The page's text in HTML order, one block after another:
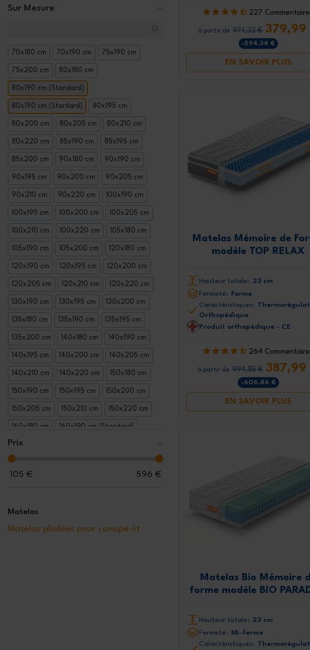
227
à partir de 974,33 € 379,99
-594,34 €
EN SAVOIR PLUS
Matelas Mémoire de
modèle TOP RELAX
Hauteur totale: 23 cm
Fermeté: Ferme
Caractéristiques:
Orthopédique
Produit orthopédique - CE
264
à partir de 994,85 € 387,99
-606,86 €
EN SAVOIR PLUS
Matelas Bio Mémoire
forme modèle BIO
Hauteur totale: 23 cm
Fermeté: Mi-ferme
Caractéristiques:
Sur Mesure
70x180 cm 70x190 cm 75x190 cm
75x200 cm 80x180 cm
80x190 cm (Standard)
80x190 cm (Stardard) 80x195 cm
80x200 cm 80x205 cm 80x210 cm
80x220 cm 85x190 cm 85x195 cm
85x200 cm 90x180 cm 90x190 cm
90x195 cm 90x200 cm 90x205 cm
90x210 cm 90x220 cm 100x190 cm
100x195 cm 100x200 cm 100x205 cm
100x210 cm 100x220 cm 105x180 cm
105x190 cm 105x200 cm 120x180 cm
120x190 cm 120x195 cm 120x200 cm
120x205 cm 120x210 cm 120x220 cm
130x190 cm 130x195 cm 130x200 cm
135x180 cm 135x190 cm 135x195 cm
135x200 cm 140x180 cm 140x190 cm
140x195 cm 140x200 cm 140x205 cm
140x210 cm 140x220 cm 150x180 cm
150x190 cm 150x195 cm 150x200 cm
150x205 cm 150x210 cm 150x220 cm
160x180 cm 160x190 cm (Standard)
160x195 cm
160x210 cm
170x195 cm
170x210 cm 170x220 cm 180x180 cm
Prix
105 € 596 €
Matelas
Matelas pliables pour canapé-lit